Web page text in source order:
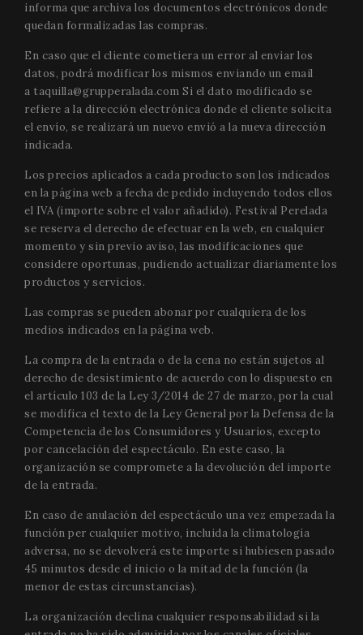
informa que archiva los documentos electrónicos donde
quedan formalizadas las compras.
En caso que el cliente cometiera un error al enviar los
datos, podrá modificar los mismos enviando un email
a taquilla@grupperalada.com Si el dato modificado se
refiere a la dirección electrónica donde el cliente solicita
el envío, se realizará un nuevo envió a la nueva dirección
indicada.
Los precios aplicados a cada producto son los indicados
en la página web a fecha de pedido incluyendo todos ellos
el IVA (importe sobre el valor añadido). Festival Perelada
se reserva el derecho de efectuar en la web, en cualquier
momento y sin previo aviso, las modificaciones que
considere oportunas, pudiendo actualizar diariamente los
productos y servicios.
Las compras se pueden abonar por cualquiera de los
medios indicados en la página web.
La compra de la entrada o de la cena no están sujetos al
derecho de desistimiento de acuerdo con lo dispuesto en
el artículo 103 de la Ley 3/2014 de 27 de marzo, por la cual
se modifica el texto de la Ley General por la Defensa de la
Competencia de los Consumidores y Usuarios, excepto
por cancelación del espectáculo. En este caso, la
organización se compromete a la devolución del importe
de la entrada.
En caso de anulación del espectáculo una vez empezada la
función per cualquier motivo, incluida la climatología
adversa, no se devolverá este importe si hubiesen pasado
45 minutos desde el inicio o la mitad de la función (la
menor de estas circunstancias).
La organización declina cualquier responsabilidad si la
VISITOR_PRIVACY_METADATA
YouTube
.youtube.com
CookieScript
www.festivalperalada.com